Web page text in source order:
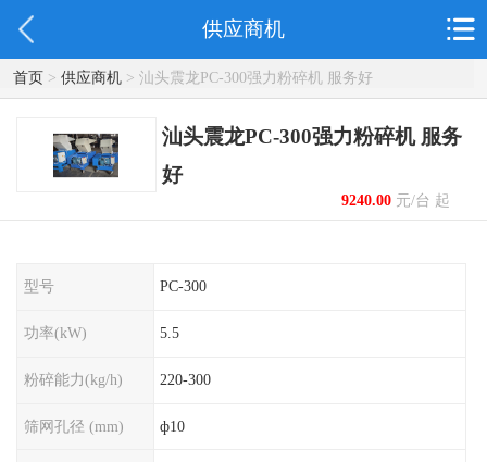
供应商机
首页> 供应商机> 汕头震龙PC-300强力粉碎机 服务好
汕头震龙PC-300强力粉碎机 服务
好
9240.00元/台 起
型号 PC-300
功率(kW) 5.5
粉碎能力(kg/h) 220-300
筛网孔径 (mm) ф10